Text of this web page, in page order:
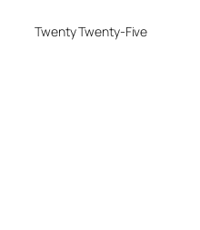
Twenty Twenty-Five